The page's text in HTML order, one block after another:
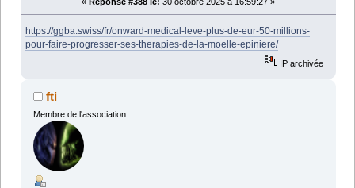
https://ggba.swiss/fr/onward-medical-leve-plus-de-eur-50-millions-
pour-faire-progresser-ses-therapies-de-la-moelle-epiniere/
IP archivée
fti
Membre de l'association